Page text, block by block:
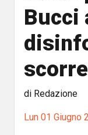
Bucci
di Redazione
Lun 01 Giugno